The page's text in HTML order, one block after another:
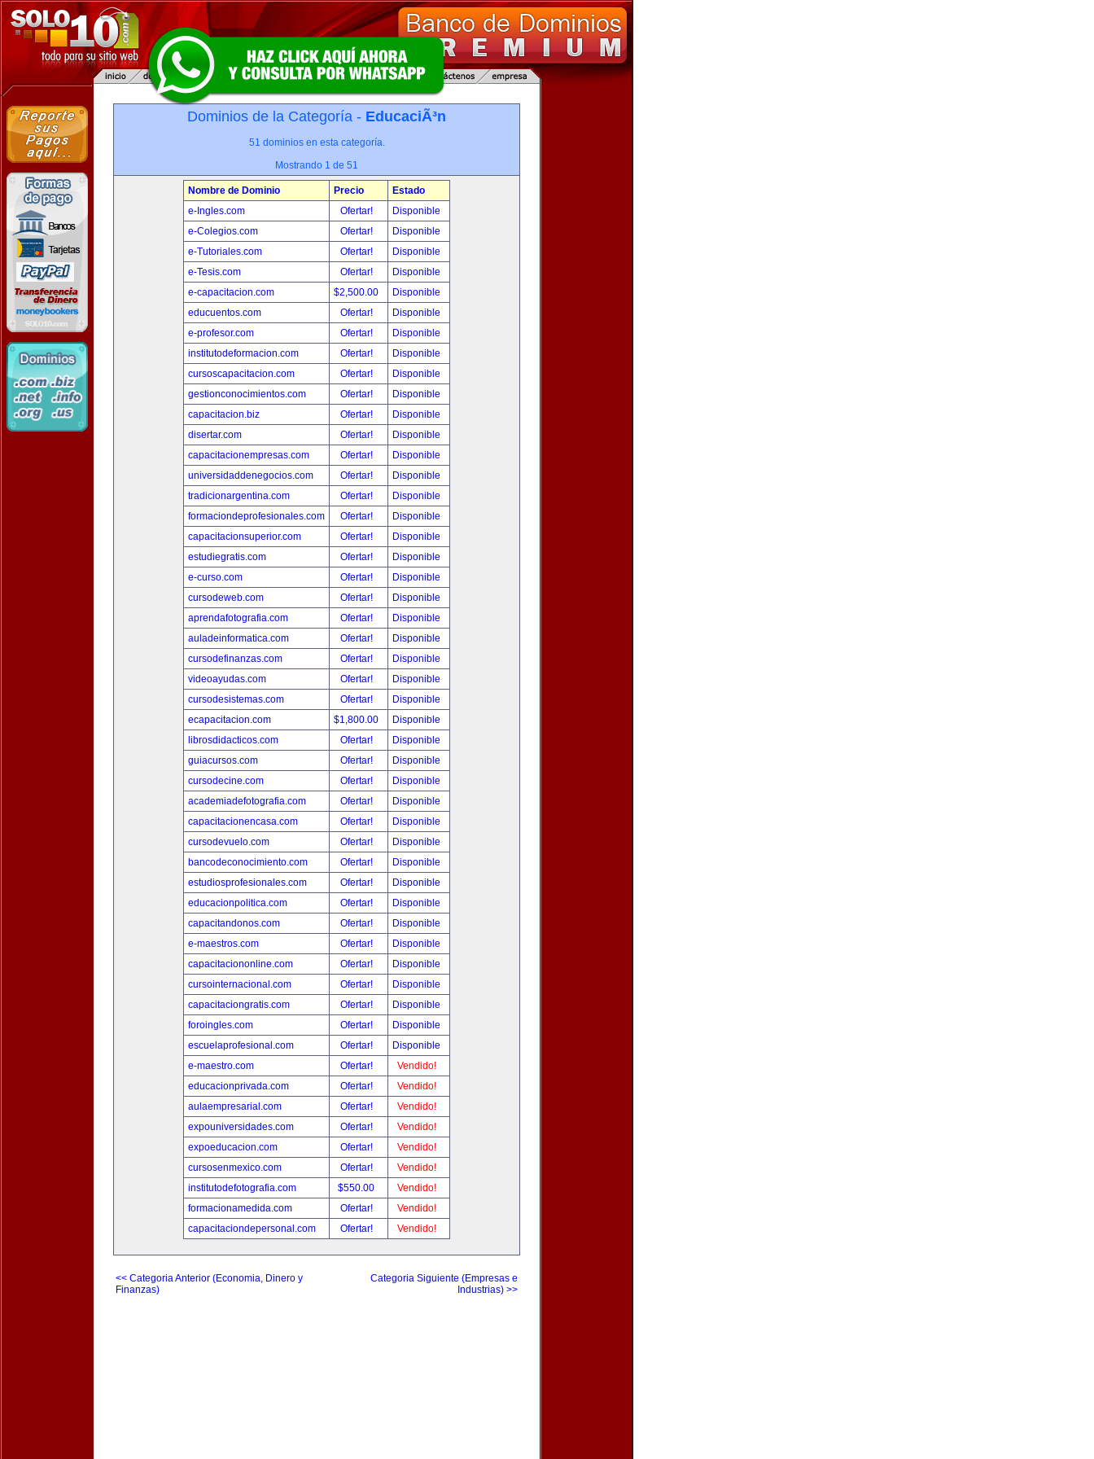
Dominios de la Categoría - EducaciÃ³n
51 dominios en esta categoría.
Mostrando 1 de 51
Nombre de Dominio Precio
Estado
e-Ingles.com
Ofertar!
Disponible
e-Colegios.com
Ofertar!
Disponible
e-Tutoriales.com
Ofertar!
Disponible
e-Tesis.com
Ofertar!
Disponible
e-capacitacion.com
$2,500.00
Disponible
educuentos.com
Ofertar!
Disponible
e-profesor.com
Ofertar!
Disponible
institutodeformacion.com
Ofertar!
Disponible
cursoscapacitacion.com
Ofertar!
Disponible
gestionconocimientos.com
Ofertar!
Disponible
capacitacion.biz
Ofertar!
Disponible
disertar.com
Ofertar!
Disponible
capacitacionempresas.com
Ofertar!
Disponible
universidaddenegocios.com
Ofertar!
Disponible
tradicionargentina.com
Ofertar!
Disponible
formaciondeprofesionales.com
Ofertar!
Disponible
capacitacionsuperior.com
Ofertar!
Disponible
estudiegratis.com
Ofertar!
Disponible
e-curso.com
Ofertar!
Disponible
cursodeweb.com
Ofertar!
Disponible
aprendafotografia.com
Ofertar!
Disponible
auladeinformatica.com
Ofertar!
Disponible
cursodefinanzas.com
Ofertar!
Disponible
videoayudas.com
Ofertar!
Disponible
cursodesistemas.com
Ofertar!
Disponible
ecapacitacion.com
$1,800.00
Disponible
librosdidacticos.com
Ofertar!
Disponible
guiacursos.com
Ofertar!
Disponible
cursodecine.com
Ofertar!
Disponible
academiadefotografia.com
Ofertar!
Disponible
capacitacionencasa.com
Ofertar!
Disponible
cursodevuelo.com
Ofertar!
Disponible
bancodeconocimiento.com
Ofertar!
Disponible
estudiosprofesionales.com
Ofertar!
Disponible
educacionpolitica.com
Ofertar!
Disponible
capacitandonos.com
Ofertar!
Disponible
e-maestros.com
Ofertar!
Disponible
capacitaciononline.com
Ofertar!
Disponible
cursointernacional.com
Ofertar!
Disponible
capacitaciongratis.com
Ofertar!
Disponible
foroingles.com
Ofertar!
Disponible
escuelaprofesional.com
Ofertar!
Disponible
e-maestro.com
Ofertar!
Vendido!
educacionprivada.com
Ofertar!
Vendido!
aulaempresarial.com
Ofertar!
Vendido!
expouniversidades.com
Ofertar!
Vendido!
expoeducacion.com
Ofertar!
Vendido!
cursosenmexico.com
Ofertar!
Vendido!
institutodefotografia.com
$550.00
Vendido!
formacionamedida.com
Ofertar!
Vendido!
capacitaciondepersonal.com
Ofertar! Vendido!
<< Categoria Anterior (Economia, Dinero y
Finanzas)
Categoria Siguiente (Empresas e
Industrias) >>